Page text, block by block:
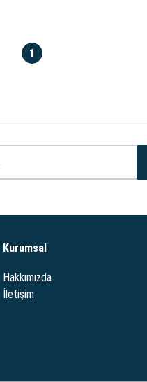
1
Kurumsal
Hakkımızda
İletişim